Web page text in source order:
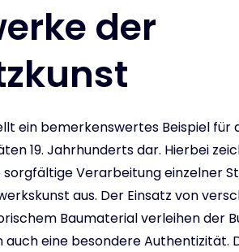
der
ein bemerkenswertes Beispiel für
19. Jahrhunderts dar. Hierbei
sorgfältige Verarbeitung einzelner
aus. Der Einsatz von
Baumaterial verleihen der
eine besondere Authentizität.